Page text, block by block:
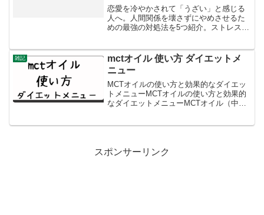
恋愛を冷やかされて「うざい」と感じる
人へ。人間関係を壊さずにやめさせるた
めの最強の対処法を5つ紹介。ストレスな
雑記
mctオイル 使い方 ダイエットメ
ニュー
MCTオイルの使い方と効果的なダイエッ
トメニューMCTオイルの使い方と効果的
なダイエットメニューMCTオイル（中鎖
スポンサーリンク